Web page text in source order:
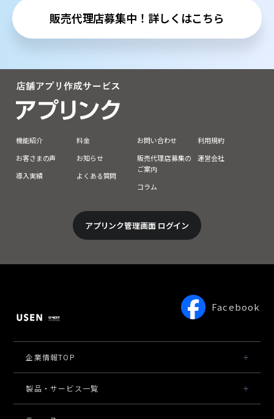
販売代理店募集中！詳しくはこちら
機能紹介
お客さまの声
導入実績
料金
お知らせ
よくある質問
お問い合わせ
販売代理店募集の
ご案内
コラム
利用規約
運営会社
アプリンク管理画面 ログイン
Facebook
企業情報TOP
事業内容
製品・サービス一覧